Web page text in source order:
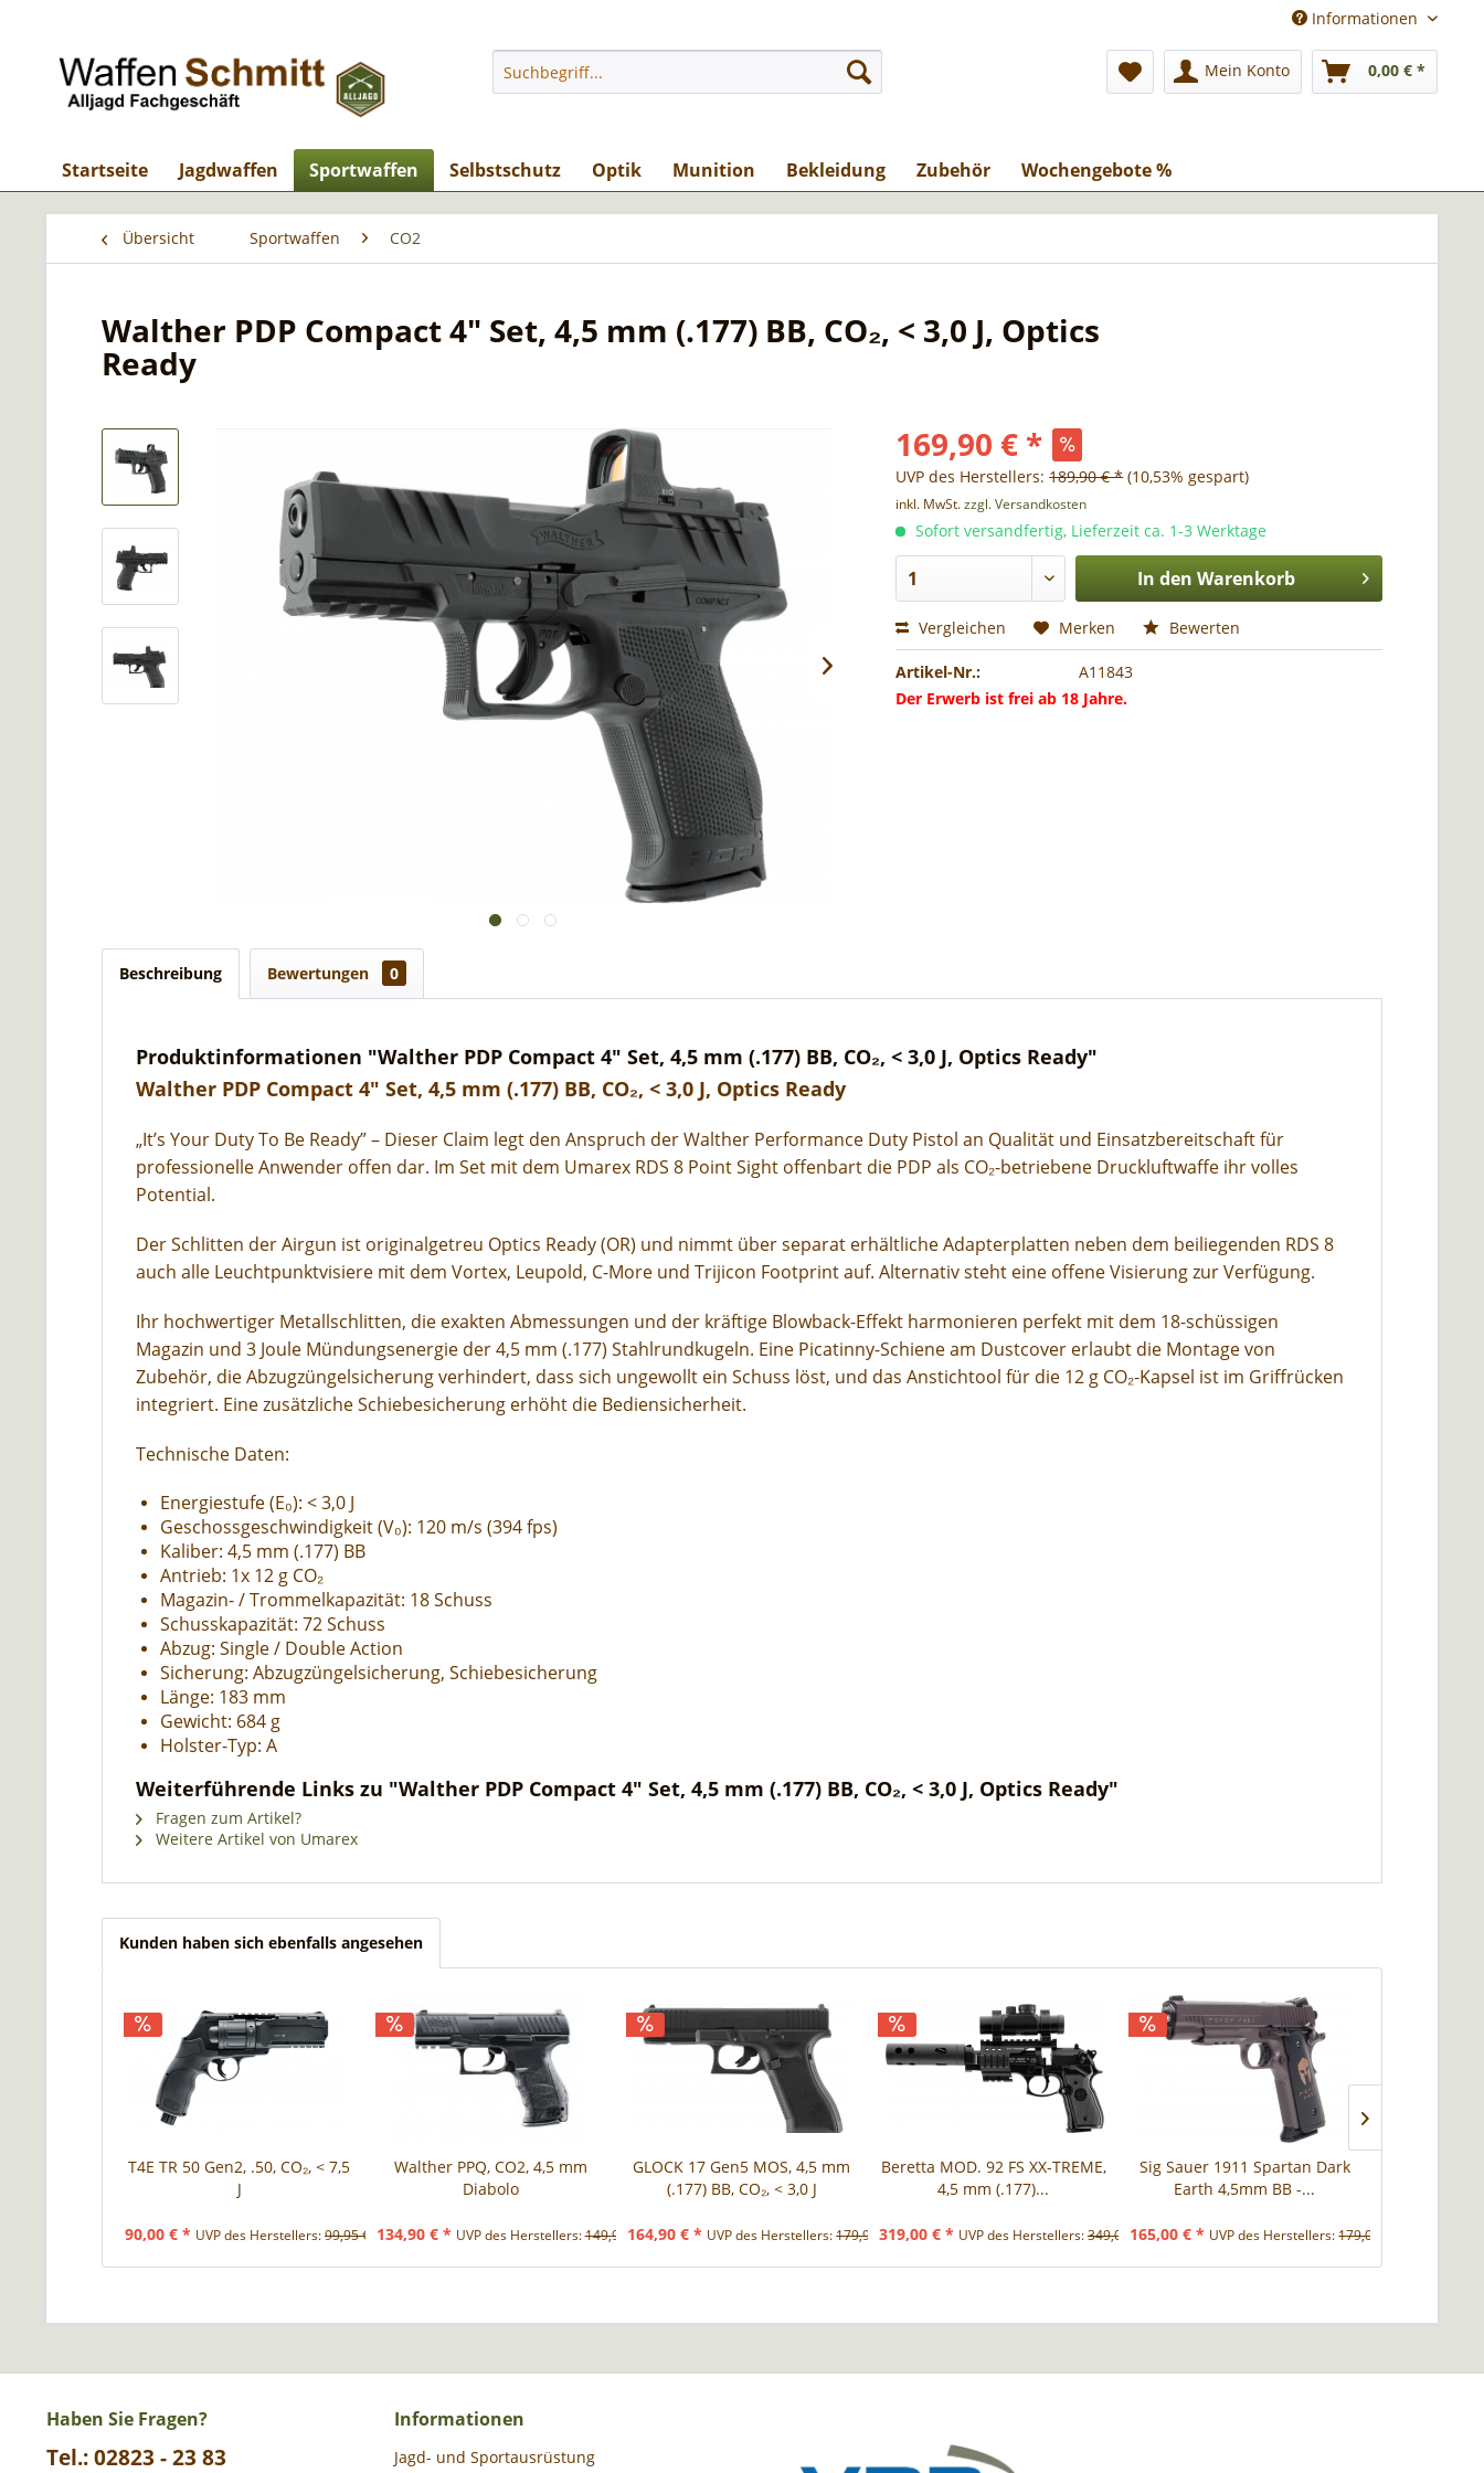
Informationen
Mein Konto 0,00 € *
Startseite Jagdwaffen Sportwaffen Selbstschutz Optik Munition Bekleidung Zubehör Wochengebote %
Übersicht Sportwaffen CO2
Walther PDP Compact 4" Set, 4,5 mm (.177) BB, CO₂, < 3,0 J, Optics
Ready
169,90 € *
UVP des Herstellers:189,90 € * (10,53% gespart)
inkl. MwSt.zzgl. Versandkosten
Sofort versandfertig, Lieferzeit ca. 1-3 Werktage
In den Warenkorb
Vergleichen Merken Bewerten
Artikel-Nr.:
A11843
Der Erwerb ist frei ab 18 Jahre.
Beschreibung Bewertungen 0
Produktinformationen "Walther PDP Compact 4" Set, 4,5 mm (.177) BB, CO₂, < 3,0 J, Optics Ready"
Walther PDP Compact 4" Set, 4,5 mm (.177) BB, CO₂, < 3,0 J, Optics Ready
„It’s Your Duty To Be Ready” – Dieser Claim legt den Anspruch der Walther Performance Duty Pistol an Qualität und Einsatzbereitschaft für
professionelle Anwender offen dar. Im Set mit dem Umarex RDS 8 Point Sight offenbart die PDP als CO₂-betriebene Druckluftwaffe ihr volles
Potential.
Der Schlitten der Airgun ist originalgetreu Optics Ready (OR) und nimmt über separat erhältliche Adapterplatten neben dem beiliegenden RDS 8
auch alle Leuchtpunktvisiere mit dem Vortex, Leupold, C-More und Trijicon Footprint auf. Alternativ steht eine offene Visierung zur Verfügung.
Ihr hochwertiger Metallschlitten, die exakten Abmessungen und der kräftige Blowback-Effekt harmonieren perfekt mit dem 18-schüssigen
Magazin und 3 Joule Mündungsenergie der 4,5 mm (.177) Stahlrundkugeln. Eine Picatinny-Schiene am Dustcover erlaubt die Montage von
Zubehör, die Abzugzüngelsicherung verhindert, dass sich ungewollt ein Schuss löst, und das Anstichtool für die 12 g CO₂-Kapsel ist im Griffrücken
integriert. Eine zusätzliche Schiebesicherung erhöht die Bediensicherheit.
Technische Daten:
Energiestufe (E₀): < 3,0 J
Geschossgeschwindigkeit (V₀): 120 m/s (394 fps)
Kaliber: 4,5 mm (.177) BB
Antrieb: 1x 12 g CO₂
Magazin- / Trommelkapazität: 18 Schuss
Schusskapazität: 72 Schuss
Abzug: Single / Double Action
Sicherung: Abzugzüngelsicherung, Schiebesicherung
Länge: 183 mm
Gewicht: 684 g
Holster-Typ: A
Weiterführende Links zu "Walther PDP Compact 4" Set, 4,5 mm (.177) BB, CO₂, < 3,0 J, Optics Ready"
Fragen zum Artikel?
Weitere Artikel von Umarex
Kunden haben sich ebenfalls angesehen
T4E TR 50 Gen2, .50, CO₂, < 7,5
J
90,00 € * UVP des Herstellers:99,95 € *
Walther PPQ, CO2, 4,5 mm
Diabolo
134,90 € * UVP des Herstellers:149,90 € *
GLOCK 17 Gen5 MOS, 4,5 mm
(.177) BB, CO₂, < 3,0 J
164,90 € * UVP des Herstellers:179,90 € *
Beretta MOD. 92 FS XX-TREME,
4,5 mm (.177)...
319,00 € * UVP des Herstellers:349,00 € *
Sig Sauer 1911 Spartan Dark
Earth 4,5mm BB -...
165,00 € * UVP des Herstellers:179,00 € *
Haben Sie Fragen?
Tel.: 02823 - 23 83
Informationen
Jagd- und Sportausrüstung